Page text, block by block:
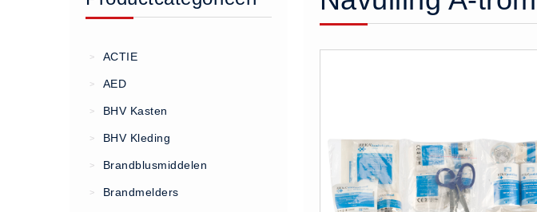
Keuringen
Bedrijfsnoodplannen
Inspectiecentrale
Ons Team
> ACTIE
> AED
> BHV Kasten
> BHV Kleding
> Brandblusmiddelen
> Brandmelders